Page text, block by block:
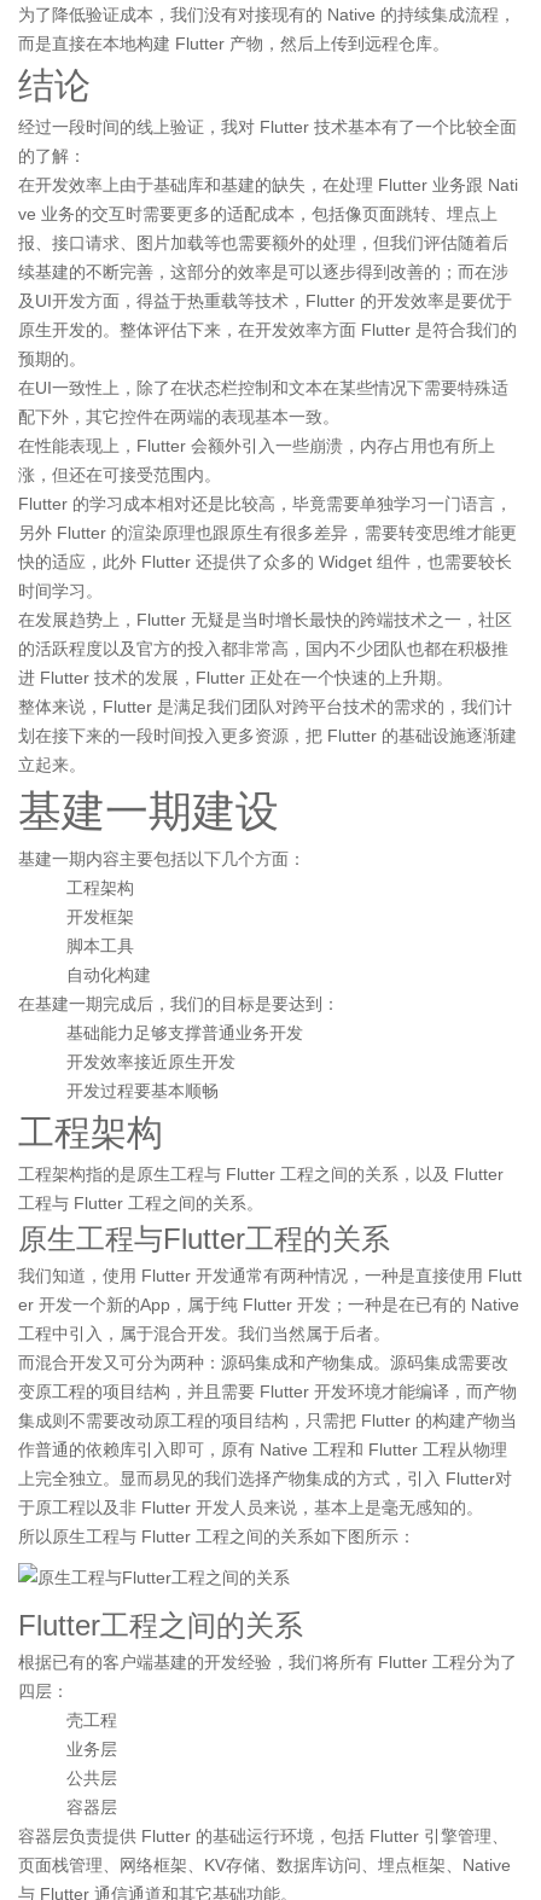
为了降低验证成本，我们没有对接现有的 Native 的持续集成流程，
而是直接在本地构建 Flutter 产物，然后上传到远程仓库。
结论
经过一段时间的线上验证，我对 Flutter 技术基本有了一个比较全面
的了解：
在开发效率上由于基础库和基建的缺失，在处理 Flutter 业务跟 Nati
ve 业务的交互时需要更多的适配成本，包括像页面跳转、埋点上
报、接口请求、图片加载等也需要额外的处理，但我们评估随着后
续基建的不断完善，这部分的效率是可以逐步得到改善的；而在涉
及UI开发方面，得益于热重载等技术，Flutter 的开发效率是要优于
原生开发的。整体评估下来，在开发效率方面 Flutter 是符合我们的
预期的。
在UI一致性上，除了在状态栏控制和文本在某些情况下需要特殊适
配下外，其它控件在两端的表现基本一致。
在性能表现上，Flutter 会额外引入一些崩溃，内存占用也有所上
涨，但还在可接受范围内。
Flutter 的学习成本相对还是比较高，毕竟需要单独学习一门语言，
另外 Flutter 的渲染原理也跟原生有很多差异，需要转变思维才能更
快的适应，此外 Flutter 还提供了众多的 Widget 组件，也需要较长
时间学习。
在发展趋势上，Flutter 无疑是当时增长最快的跨端技术之一，社区
的活跃程度以及官方的投入都非常高，国内不少团队也都在积极推
进 Flutter 技术的发展，Flutter 正处在一个快速的上升期。
整体来说，Flutter 是满足我们团队对跨平台技术的需求的，我们计
划在接下来的一段时间投入更多资源，把 Flutter 的基础设施逐渐建
立起来。
基建一期建设
基建一期内容主要包括以下几个方面：
工程架构
开发框架
脚本工具
自动化构建
在基建一期完成后，我们的目标是要达到：
基础能力足够支撑普通业务开发
开发效率接近原生开发
开发过程要基本顺畅
工程架构
工程架构指的是原生工程与 Flutter 工程之间的关系，以及 Flutter
工程与 Flutter 工程之间的关系。
原生工程与Flutter工程的关系
我们知道，使用 Flutter 开发通常有两种情况，一种是直接使用 Flutt
er 开发一个新的App，属于纯 Flutter 开发；一种是在已有的 Native
工程中引入，属于混合开发。我们当然属于后者。
而混合开发又可分为两种：源码集成和产物集成。源码集成需要改
变原工程的项目结构，并且需要 Flutter 开发环境才能编译，而产物
集成则不需要改动原工程的项目结构，只需把 Flutter 的构建产物当
作普通的依赖库引入即可，原有 Native 工程和 Flutter 工程从物理
上完全独立。显而易见的我们选择产物集成的方式，引入 Flutter对
于原工程以及非 Flutter 开发人员来说，基本上是毫无感知的。
所以原生工程与 Flutter 工程之间的关系如下图所示：
Flutter工程之间的关系
根据已有的客户端基建的开发经验，我们将所有 Flutter 工程分为了
四层：
壳工程
业务层
公共层
容器层
容器层负责提供 Flutter 的基础运行环境，包括 Flutter 引擎管理、
页面栈管理、网络框架、KV存储、数据库访问、埋点框架、Native
与 Flutter 通信通道和其它基础功能。